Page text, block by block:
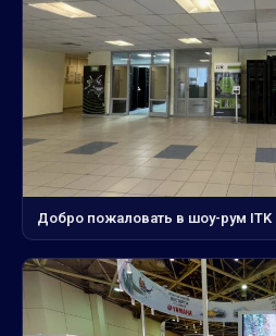
Добро пожаловать в шоу-рум ITK